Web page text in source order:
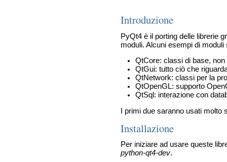
Introduzione
PyQt4 è il porting delle librerie
moduli. Alcuni esempi di moduli
QtCore: classi di base,
QtGui: tutto ciò che
QtNetwork: classi per la
QtOpenGL: supporto
QtSql: interazione con
I primi due saranno usati
Installazione
Per iniziare ad usare queste
python-qt4-dev.